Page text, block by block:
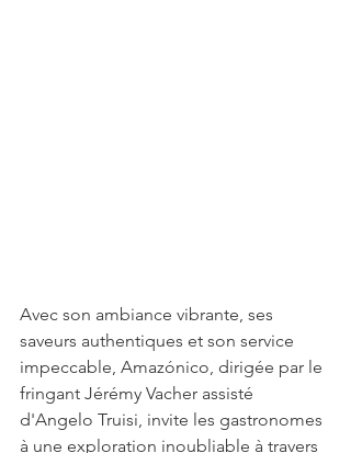
Avec son ambiance vibrante, ses
saveurs authentiques et son service
impeccable, Amazónico, dirigée par le
fringant Jérémy Vacher assisté
d'Angelo Truisi, invite les gastronomes
à une exploration inoubliable à travers